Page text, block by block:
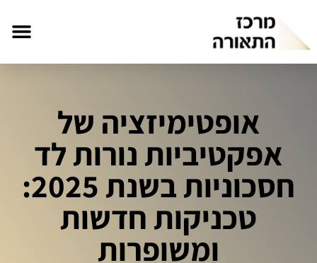
אופטימיזציה של
אפקטיביות נורות לד
חסכוניות בשנת 2025:
טכניקות חדשות
ומשופרות